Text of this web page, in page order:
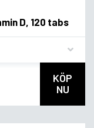
D, 120 tabs
KÖP
NU